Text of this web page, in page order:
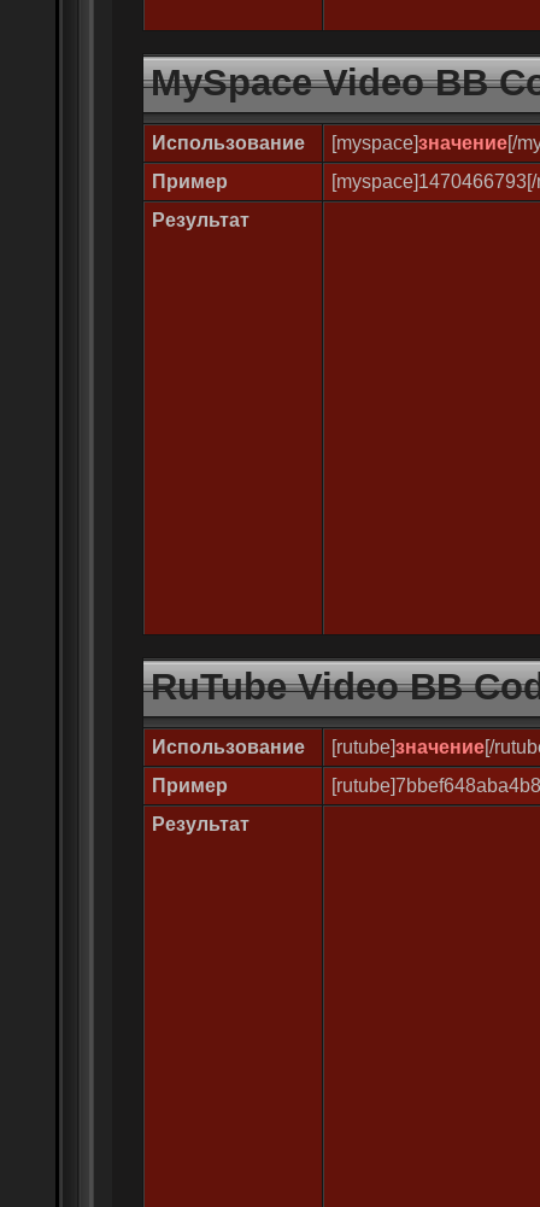
MySpace Video BB
Использование [myspace]значение[/
Пример
Результат
RuTube Video BB
Использование [rutube]значение[/
Пример
Результат